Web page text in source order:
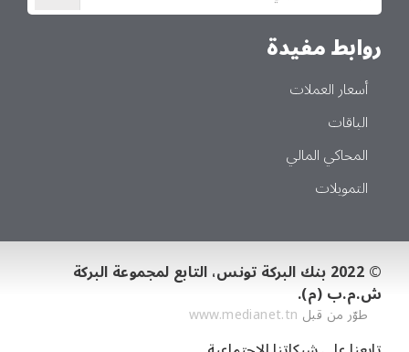
النشرة
روابط مفيدة
أسعار العملات
الباقات
المحاكي المالي
التمويلات
© 2022 بنك البركة تونس، التابع لمجموعة البركة
ش.م.ب (م).
طوّر من قبل www.medianet.tn